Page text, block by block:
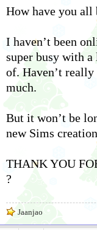
How have you all
I haven’t been
super busy with
of. Haven’t really
much.
But it won’t be
new Sims
THANK YOU
?
Jaanjao